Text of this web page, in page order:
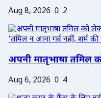
Aug 8, 2026 0 2
अपनी मातृभाषा तमिल
Aug 6, 2026 0 4